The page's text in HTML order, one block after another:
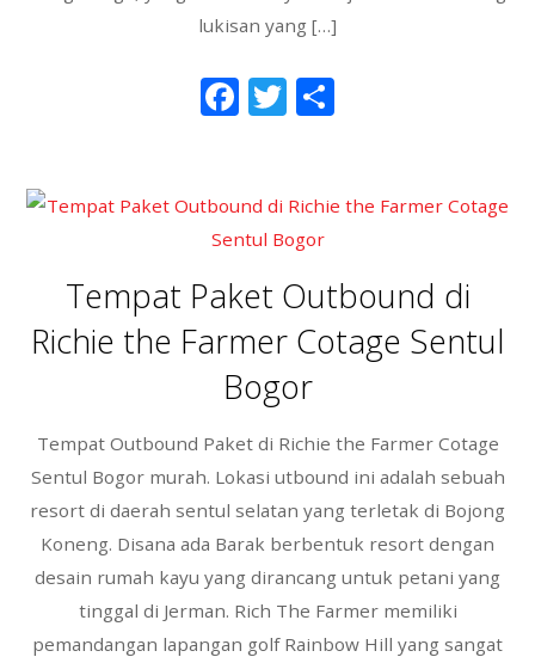
lukisan yang […]
F
b
o
o
k
T
er e
Tempat Paket Outbound di
Richie the Farmer Cotage Sentul
Bogor
Tempat Outbound Paket di Richie the Farmer Cotage
Sentul Bogor murah. Lokasi utbound ini adalah sebuah
resort di daerah sentul selatan yang terletak di Bojong
Koneng. Disana ada Barak berbentuk resort dengan
desain rumah kayu yang dirancang untuk petani yang
tinggal di Jerman. Rich The Farmer memiliki
pemandangan lapangan golf Rainbow Hill yang sangat